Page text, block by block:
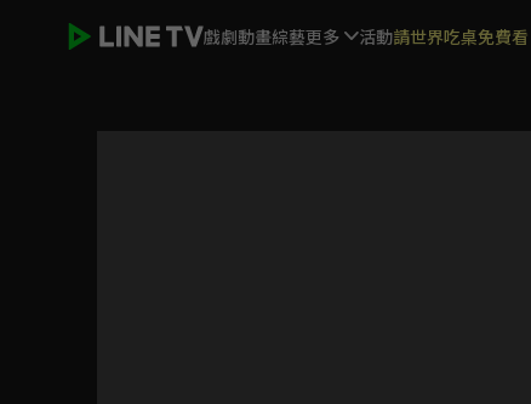
戲劇動畫綜藝更多 活動請世界吃桌免費看